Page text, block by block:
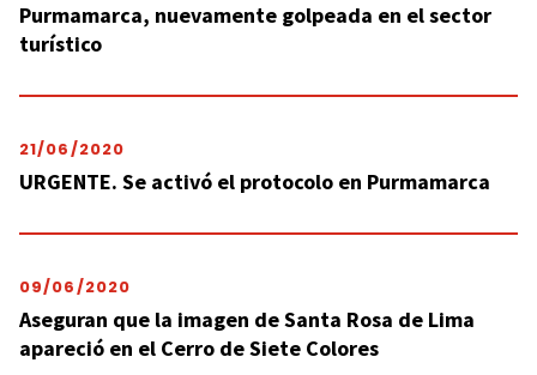
Purmamarca, nuevamente golpeada en el sector
turístico
21/06/2020
URGENTE. Se activó el protocolo en Purmamarca
09/06/2020
Aseguran que la imagen de Santa Rosa de Lima
apareció en el Cerro de Siete Colores